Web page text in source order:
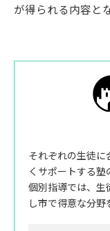
が得られる内容と
それぞれの生徒
くサポートする
個別指導では、生
し市で得意な分野